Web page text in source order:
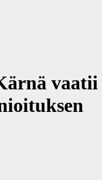
vaatii